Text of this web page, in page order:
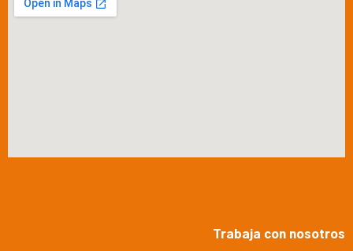
Trabaja con nosotros